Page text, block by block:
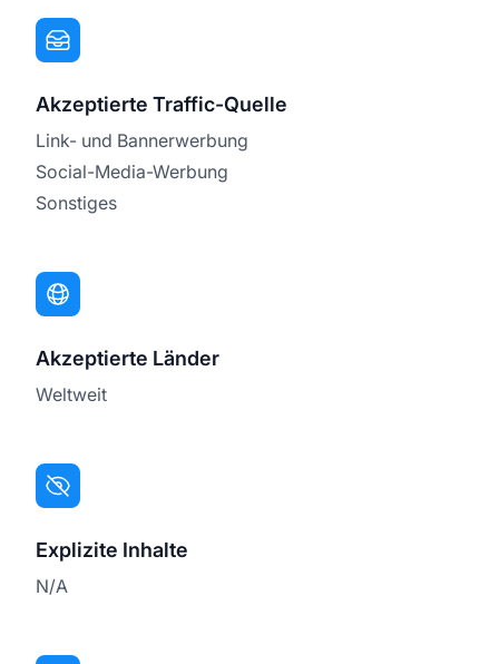
Akzeptierte Traffic-Quelle
Link- und Bannerwerbung
Social-Media-Werbung
Sonstiges
Akzeptierte Länder
Weltweit
Explizite Inhalte
N/A